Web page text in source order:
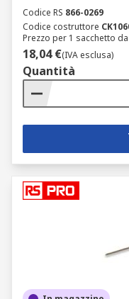
Codice RS 866-0269
Codice costruttore
Prezzo per 1 sacchetto
18,04 €(IVA esclusa)
Quantità